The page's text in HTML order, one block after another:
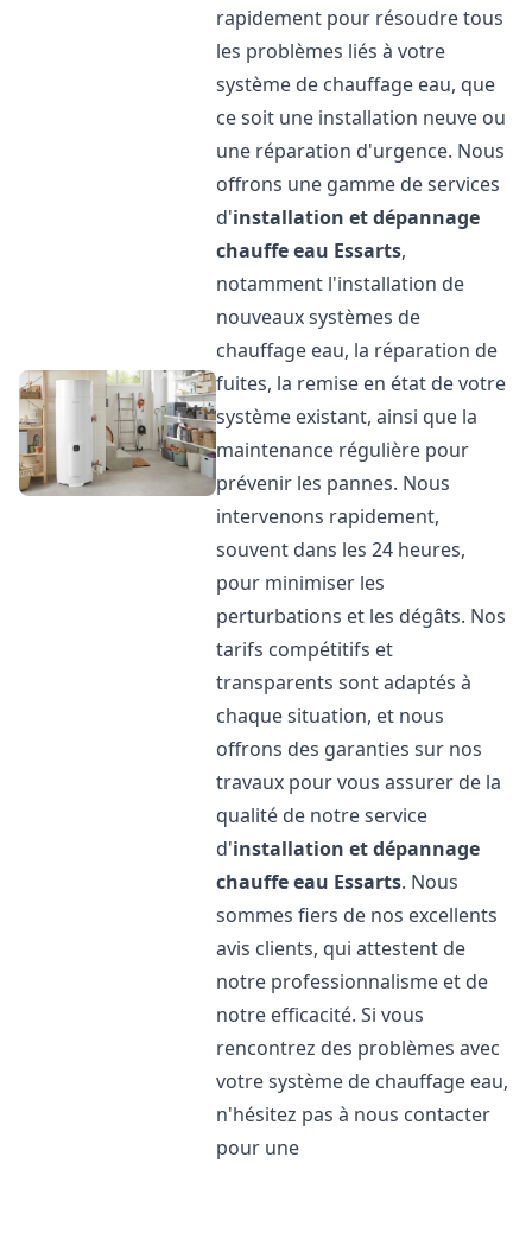
rapidement pour résoudre tous
les problèmes liés à votre
système de chauffage eau, que
ce soit une installation neuve ou
une réparation d'urgence. Nous
offrons une gamme de services
d'installation et dépannage
chauffe eau Essarts,
notamment l'installation de
nouveaux systèmes de
chauffage eau, la réparation de
fuites, la remise en état de votre
système existant, ainsi que la
maintenance régulière pour
prévenir les pannes. Nous
intervenons rapidement,
souvent dans les 24 heures,
pour minimiser les
perturbations et les dégâts. Nos
tarifs compétitifs et
transparents sont adaptés à
chaque situation, et nous
offrons des garanties sur nos
travaux pour vous assurer de la
qualité de notre service
d'installation et dépannage
chauffe eau Essarts. Nous
sommes fiers de nos excellents
avis clients, qui attestent de
notre professionnalisme et de
notre efficacité. Si vous
rencontrez des problèmes avec
votre système de chauffage eau,
n'hésitez pas à nous contacter
pour une